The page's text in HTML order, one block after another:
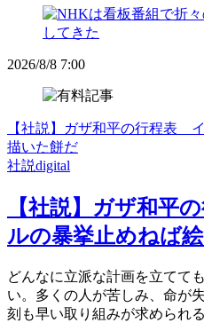
2026/8/8 7:00
【社説】ガザ和平の行程表
描いた餅だ
社説digital
【社説】ガザ和平
ルの暴挙止めねば
どんなに立派な計画を立てて
い。多くの人が苦しみ、命が
刻も早い取り組みが求められ